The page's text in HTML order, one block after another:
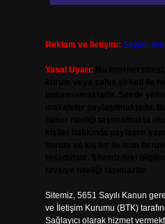
Reklam ve İletişim: Skype:
Yasal Uyarı:
Sitemiz, 5651 Sayılı Kanun
ve İletişim Kurumu (BTK)
Sağlayıcı olarak hizmet